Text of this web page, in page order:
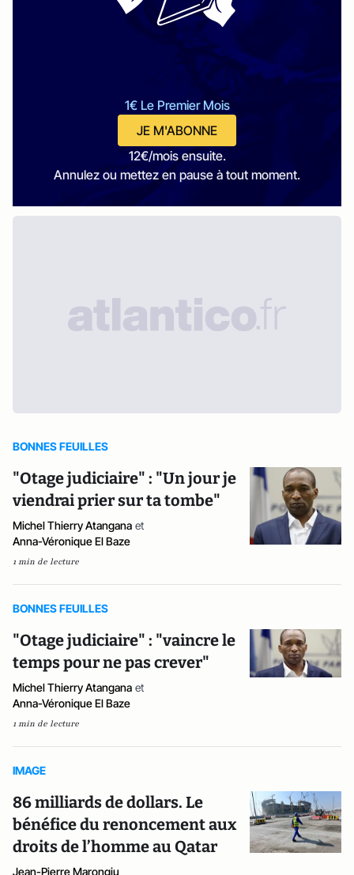
1€ Le Premier Mois
JE M'ABONNE
12€/mois ensuite.
Annulez ou mettez en pause à tout moment.
BONNES FEUILLES
"Otage judiciaire" : "Un jour je
viendrai prier sur ta tombe"
Michel Thierry Atangana et
Anna-Véronique El Baze
1 min de lecture
BONNES FEUILLES
"Otage judiciaire" : "vaincre le
temps pour ne pas crever"
Michel Thierry Atangana et
Anna-Véronique El Baze
1 min de lecture
IMAGE
86 milliards de dollars. Le
bénéfice du renoncement aux
droits de l’homme au Qatar
Jean-Pierre Marongiu